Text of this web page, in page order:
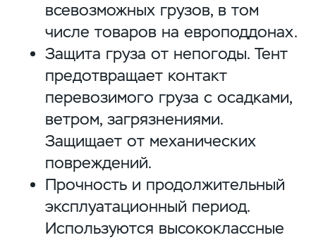
всевозможных грузов, в том
числе товаров на европоддонах.
Защита груза от непогоды. Тент
предотвращает контакт
перевозимого груза с осадками,
ветром, загрязнениями.
Защищает от механических
повреждений.
Прочность и продолжительный
эксплуатационный период.
Используются высококлассные